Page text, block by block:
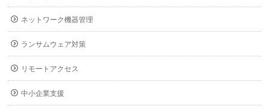
ネットワーク機器管理
ランサムウェア対策
リモートアクセス
中小企業支援